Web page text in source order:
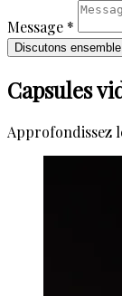
Message *
Discutons
Capsules
Approfondissez